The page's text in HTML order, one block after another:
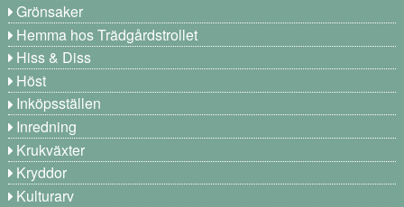
Grönsaker
Hemma hos Trädgårdstrollet
Hiss & Diss
Höst
Inköpsställen
Inredning
Krukväxter
Kryddor
Kulturarv